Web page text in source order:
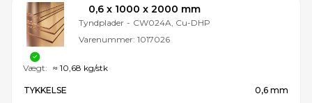
0,6 x 1000 x 2000 mm
Tyndplader - CW024A, Cu-DHP
Varenummer: 1017026
TYKKELSE
0,6 mm
Vægt: ≈ 10,68 kg/stk